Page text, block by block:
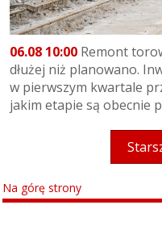
06.08 10:00 Remont
dłużej niż planowano.
w pierwszym kwartale
jakim etapie są obecnie
Na górę strony